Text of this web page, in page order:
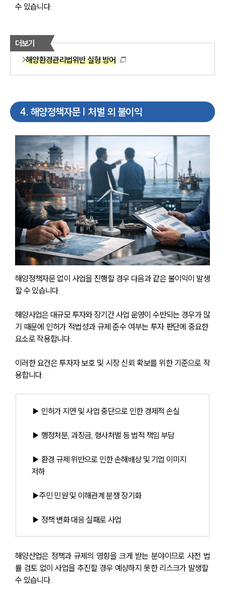
수 있습니다.
더보기
해양환경관리법위반 실형 방어
4. 해양정책자문 | 처벌 외 불이익
해양정책자문 없이 사업을 진행할 경우 다음과 같은 불이익이 발생
할 수 있습니다.
해양사업은 대규모 투자와 장기간 사업 운영이 수반되는 경우가 많
기 때문에 인허가 적법성과 규제 준수 여부는 투자 판단에 중요한
요소로 작용합니다.
이러한 요건은 투자자 보호 및 시장 신뢰 확보를 위한 기준으로 작
용합니다.
▶ 인허가 지연 및 사업 중단으로 인한 경제적 손실
▶ 행정처분, 과징금, 형사처벌 등 법적 책임 부담
▶ 환경 규제 위반으로 인한 손해배상 및 기업 이미지
저하
▶주민 민원 및 이해관계 분쟁 장기화
▶ 정책 변화 대응 실패로 사업
해양산업은 정책과 규제의 영향을 크게 받는 분야이므로 사전 법
률 검토 없이 사업을 추진할 경우 예상하지 못한 리스크가 발생할
수 있습니다.